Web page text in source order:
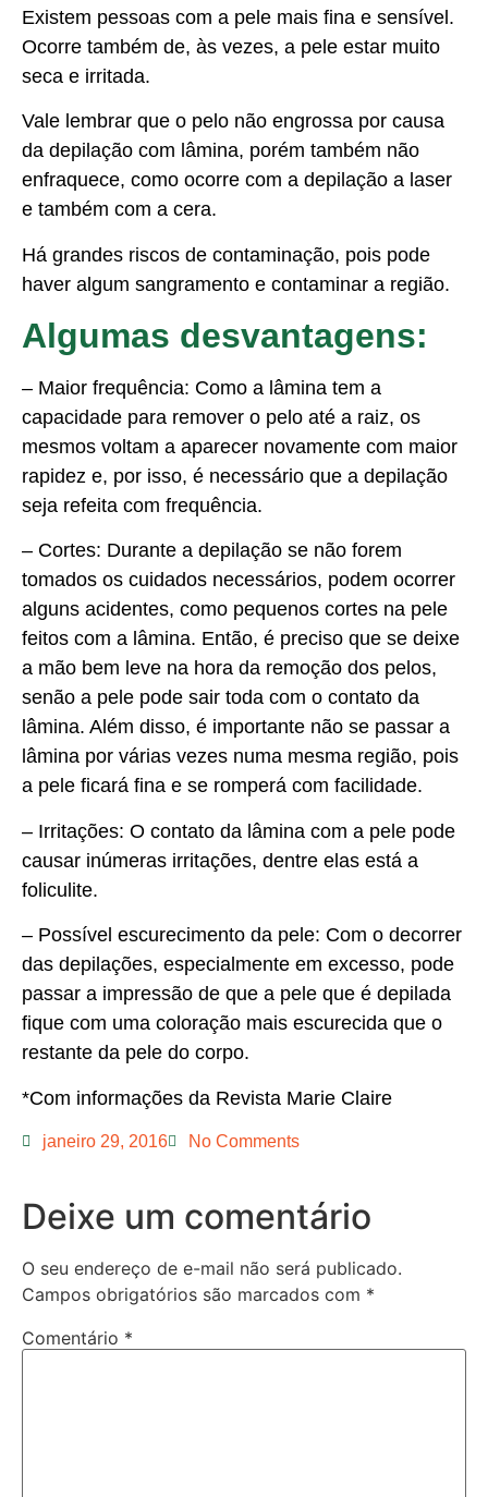
Existem pessoas com a pele mais fina e sensível.
Ocorre também de, às vezes, a pele estar muito
seca e irritada.
Vale lembrar que o pelo não engrossa por causa
da depilação com lâmina, porém também não
enfraquece, como ocorre com a depilação a laser
e também com a cera.
Há grandes riscos de contaminação, pois pode
haver algum sangramento e contaminar a região.
Algumas desvantagens:
– Maior frequência: Como a lâmina tem a
capacidade para remover o pelo até a raiz, os
mesmos voltam a aparecer novamente com maior
rapidez e, por isso, é necessário que a depilação
seja refeita com frequência.
– Cortes: Durante a depilação se não forem
tomados os cuidados necessários, podem ocorrer
alguns acidentes, como pequenos cortes na pele
feitos com a lâmina. Então, é preciso que se deixe
a mão bem leve na hora da remoção dos pelos,
senão a pele pode sair toda com o contato da
lâmina. Além disso, é importante não se passar a
lâmina por várias vezes numa mesma região, pois
a pele ficará fina e se romperá com facilidade.
– Irritações: O contato da lâmina com a pele pode
causar inúmeras irritações, dentre elas está a
foliculite.
– Possível escurecimento da pele: Com o decorrer
das depilações, especialmente em excesso, pode
passar a impressão de que a pele que é depilada
fique com uma coloração mais escurecida que o
restante da pele do corpo.
*Com informações da Revista Marie Claire
janeiro 29, 2016 No Comments
Deixe um comentário
O seu endereço de e-mail não será publicado.
Campos obrigatórios são marcados com *
Comentário *